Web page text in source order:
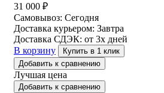
31 000 ₽
Самовывоз: Сегодня
Доставка курьером: Завтра
Доставка СДЭК: от 3х дней
В корзину
Купить в 1 клик
Добавить к сравнению
Лучшая цена
Добавить к сравнению